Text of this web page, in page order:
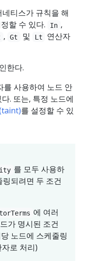
티스가 규칙을 해
할 수 있다.
In ,
, Gt 및 Lt
연산자
한다.
를 사용하여 노드 안
. 또는, 특정 노드에
를 설정할 수 있
를 모두 사용하
되려면 두 조건
에 여러
가 명시된 조건
노드에 스케줄링
로 처리)